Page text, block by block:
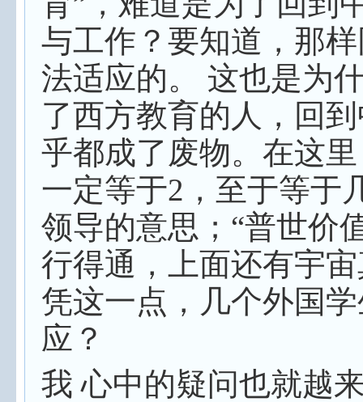
与工作？要知道，那
法适应的。 这也是为
了西方教育的人，回
乎都成了废物。在这
一定等于2 ，至于等于
领导的意思；“普世价
行得通，上面还有宇
凭这一点，几个外国
应？
我 心中的疑问也就越